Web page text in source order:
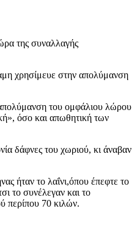
της συναλλαγής
χρησίμευε στην απολύμανση
απολύμανση του ομφάλιου λώρου
όσο και απωθητική των
δάφνες του χωριού, κι άναβαν
ήταν το λαΐνι,όπου έπεφτε το
το συνέλεγαν και το
περίπου 70 κιλών.